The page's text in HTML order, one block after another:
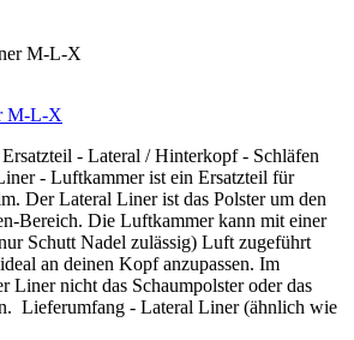
M-L-X
- Lateral / Hinterkopf - Schläfen
- Luftkammer ist ein Ersatzteil für
Der Lateral Liner ist das Polster um den
Bereich. Die Luftkammer kann mit einer
Schutt Nadel zulässig) Luft zugeführt
an deinen Kopf anzupassen. Im
Liner nicht das Schaumpolster oder das
Lieferumfang - Lateral Liner (ähnlich wie